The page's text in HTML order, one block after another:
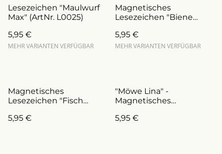
Lesezeichen "Maulwurf
Max" (ArtNr. L0025)
5,95 €
MEHR VARIANTEN VERFÜGBAR
Magnetisches
Lesezeichen "Biene
5,95 €
MEHR VARIANTEN VERFÜGBAR
Magnetisches
Lesezeichen "Fisch
5,95 €
"Möwe Lina" -
Magnetisches
(ArtNr.L0009)
5,95 €